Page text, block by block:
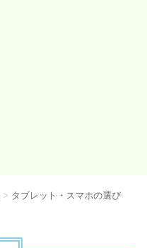
> タブレット・スマホの選び